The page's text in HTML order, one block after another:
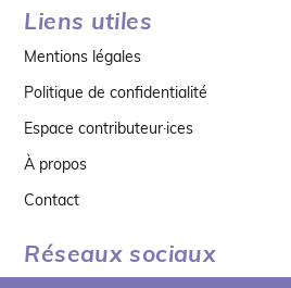
Liens utiles
Mentions légales
Politique de confidentialité
Espace contributeur·ices
À propos
Contact
Réseaux sociaux